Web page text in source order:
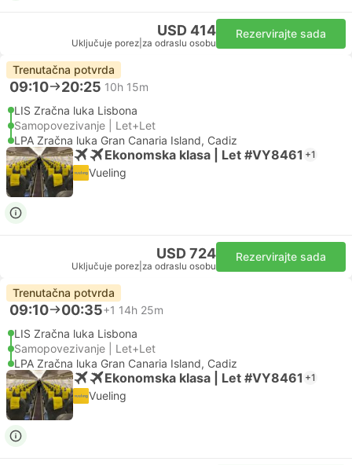
USD 414
Uključuje porez za odraslu osobu
Rezervirajte sada
Trenutačna potvrda
09:10 20:25 10h 15m
LIS Zračna luka Lisbona
Samopovezivanje | Let+Let
LPA Zračna luka Gran Canaria Island, Cadiz
Ekonomska klasa | Let #VY8461 +1
Vueling
USD 724
Uključuje porez za odraslu osobu
Rezervirajte sada
Trenutačna potvrda
09:10 00:35+1 14h 25m
LIS Zračna luka Lisbona
Samopovezivanje | Let+Let
LPA Zračna luka Gran Canaria Island, Cadiz
Ekonomska klasa | Let #VY8461 +1
Vueling